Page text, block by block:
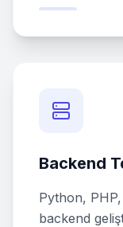
Backend
Python,
backend